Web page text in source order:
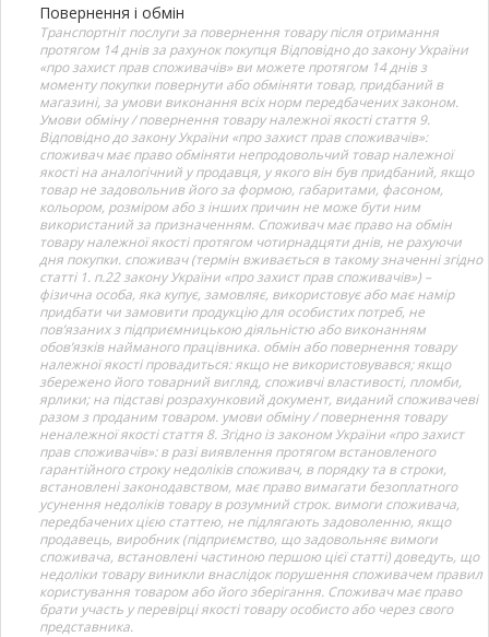
Повернення і обмін
Транспортніт послуги за повернення товару після отримання
протягом 14 днів за рахунок покупця Відповідно до закону України
«про захист прав споживачів» ви можете протягом 14 днів з
моменту покупки повернути або обміняти товар, придбаний в
магазині, за умови виконання всіх норм передбачених законом.
Умови обміну / повернення товару належної якості стаття 9.
Відповідно до закону України «про захист прав споживачів»:
споживач має право обміняти непродовольчий товар належної
якості на аналогічний у продавця, у якого він був придбаний, якщо
товар не задовольнив його за формою, габаритами, фасоном,
кольором, розміром або з інших причин не може бути ним
використаний за призначенням. Споживач має право на обмін
товару належної якості протягом чотирнадцяти днів, не рахуючи
дня покупки. споживач (термін вживається в такому значенні згідно
статті 1. п.22 закону України «про захист прав споживачів») –
фізична особа, яка купує, замовляє, використовує або має намір
придбати чи замовити продукцію для особистих потреб, не
пов’язаних з підприємницькою діяльністю або виконанням
обов’язків найманого працівника. обмін або повернення товару
належної якості провадиться: якщо не використовувався; якщо
збережено його товарний вигляд, споживчі властивості, пломби,
ярлики; на підставі розрахунковий документ, виданий споживачеві
разом з проданим товаром. умови обміну / повернення товару
неналежної якості стаття 8. Згідно із законом України «про захист
прав споживачів»: в разі виявлення протягом встановленого
гарантійного строку недоліків споживач, в порядку та в строки,
встановлені законодавством, має право вимагати безоплатного
усунення недоліків товару в розумний строк. вимоги споживача,
передбачених цією статтею, не підлягають задоволенню, якщо
продавець, виробник (підприємство, що задовольняє вимоги
споживача, встановлені частиною першою цієї статті) доведуть, що
недоліки товару виникли внаслідок порушення споживачем правил
користування товаром або його зберігання. Споживач має право
брати участь у перевірці якості товару особисто або через свого
представника.